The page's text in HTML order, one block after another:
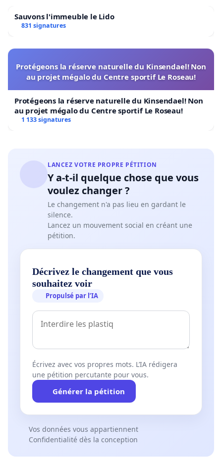
Sauvons l'immeuble le Lido
831 signatures
Protégeons la réserve naturelle du Kinsendael! Non
au projet mégalo du Centre sportif Le Roseau!
Protégeons la réserve naturelle du Kinsendael! Non
au projet mégalo du Centre sportif Le Roseau!
1 133 signatures
LANCEZ VOTRE PROPRE PÉTITION
Y a-t-il quelque chose que vous
voulez changer ?
Le changement n'a pas lieu en gardant le
silence.
Lancez un mouvement social en créant une
pétition.
Décrivez le changement que vous
souhaitez voir
Propulsé par l’IA
Écrivez avec vos propres mots. L’IA rédigera
une pétition percutante pour vous.
Générer la pétition
Vos données vous appartiennent
Confidentialité dès la conception